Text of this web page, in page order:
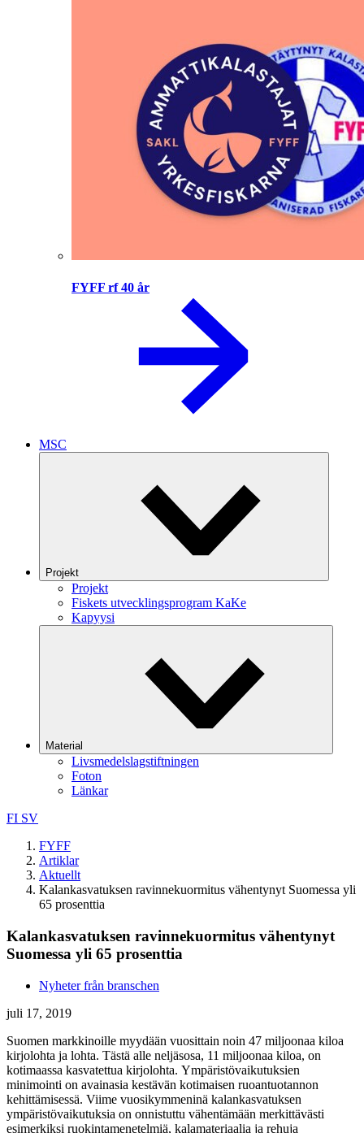
FYFF rf 40 år
MSC
Projekt
Projekt
Fiskets utvecklingsprogram KaKe
Kapyysi
Material
Livsmedelslagstiftningen
Foton
Länkar
FI SV
FYFF
Artiklar
Aktuellt
Kalankasvatuksen ravinnekuormitus vähentynyt Suomessa yli
65 prosenttia
Kalankasvatuksen ravinnekuormitus vähentynyt
Suomessa yli 65 prosenttia
Nyheter från branschen
juli 17, 2019
Suomen markkinoille myydään vuosittain noin 47 miljoonaa kiloa
kirjolohta ja lohta. Tästä alle neljäsosa, 11 miljoonaa kiloa, on
kotimaassa kasvatettua kirjolohta. Ympäristövaikutuksien
minimointi on avainasia kestävän kotimaisen ruoantuotannon
kehittämisessä. Viime vuosikymmeninä kalankasvatuksen
ympäristövaikutuksia on onnistuttu vähentämään merkittävästi
esimerkiksi ruokintamenetelmiä, kalamateriaalia ja rehuja